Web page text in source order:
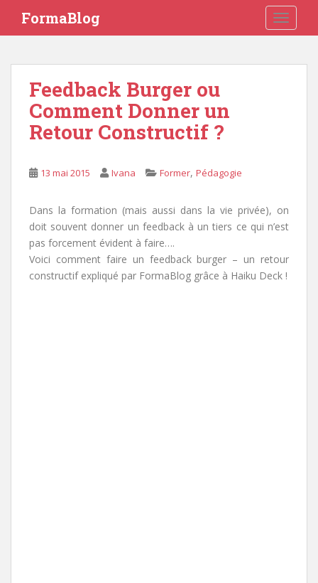
i
FormaBlog
Feedback Burger ou
Comment Donner un
Retour Constructif ?
13 mai 2015 Ivana Former, Pédagogie
Dans la formation (mais aussi dans la vie privée), on
doit souvent donner un feedback à un tiers ce qui n’est
pas forcement évident à faire….
Voici comment faire un feedback burger – un retour
constructif expliqué par FormaBlog grâce à Haiku Deck !